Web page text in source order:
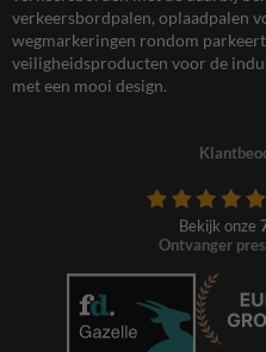
verkeersbordpalen, oplaadpalen
wegmarkeringen rondom
veiligheidsproducten voor de
met een mooi design.
Bekijk onze
Ontvanger